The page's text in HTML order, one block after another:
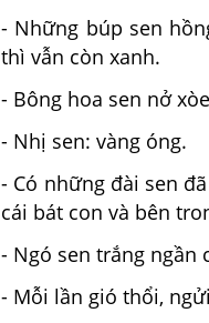
- Những búp sen
thì vẫn còn xanh.
- Bông hoa sen nở
- Nhị sen: vàng óng.
- Có những đài sen
cái bát con và bên
- Ngó sen trắng ngần
- Mỗi lần gió thổi,